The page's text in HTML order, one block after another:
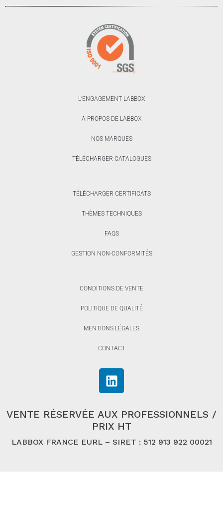
L’ENGAGEMENT LABBOX
A PROPOS DE LABBOX
NOS MARQUES
TÉLÉCHARGER CATALOGUES
TÉLÉCHARGER CERTIFICATS
THÈMES TECHNIQUES
FAQS
GESTION NON-CONFORMITÉS
CONDITIONS DE VENTE
POLITIQUE DE QUALITÉ
MENTIONS LÉGALES
CONTACT
VENTE RÉSERVÉE AUX PROFESSIONNELS /
PRIX HT
LABBOX FRANCE EURL – SIRET : 512 913 922 00021